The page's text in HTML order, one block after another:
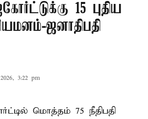
15 புதிய
ஜனாதிபதி
3:22 pm
மொத்தம் 75 நீதிபதி